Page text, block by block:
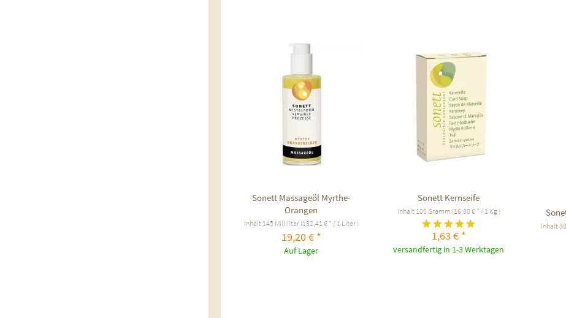
Sonett Massageöl Myrthe-
Orangen
Inhalt 145 Milliliter (132,41 € * / 1 Liter )
19,20 € *
Auf Lager
Sonett Kernseife
Inhalt 100 Gramm (16,30 € * / 1 Kg )
1,63 € *
versandfertig in 1-3 Werktagen
Inhalt